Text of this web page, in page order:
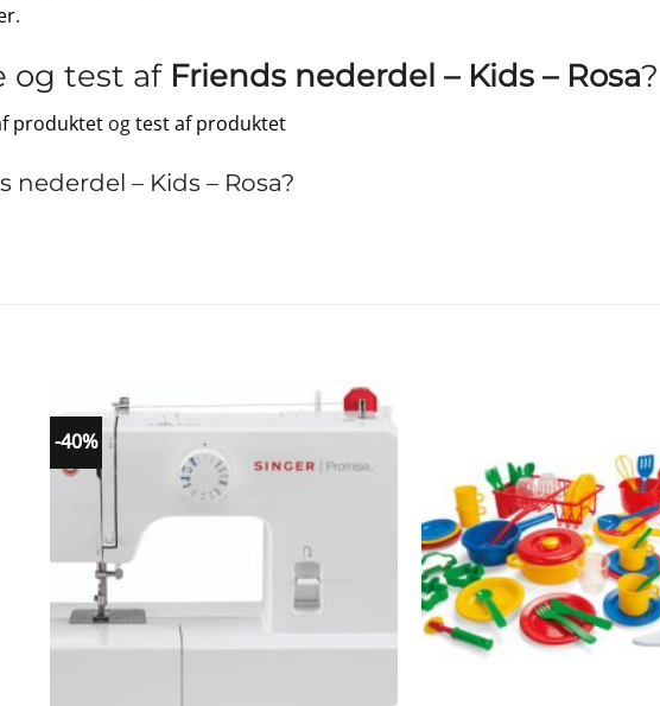
.
og test af Friends nederdel – Kids – Rosa?
produktet ogtest af produktet
– Kids – Rosa?
-40%